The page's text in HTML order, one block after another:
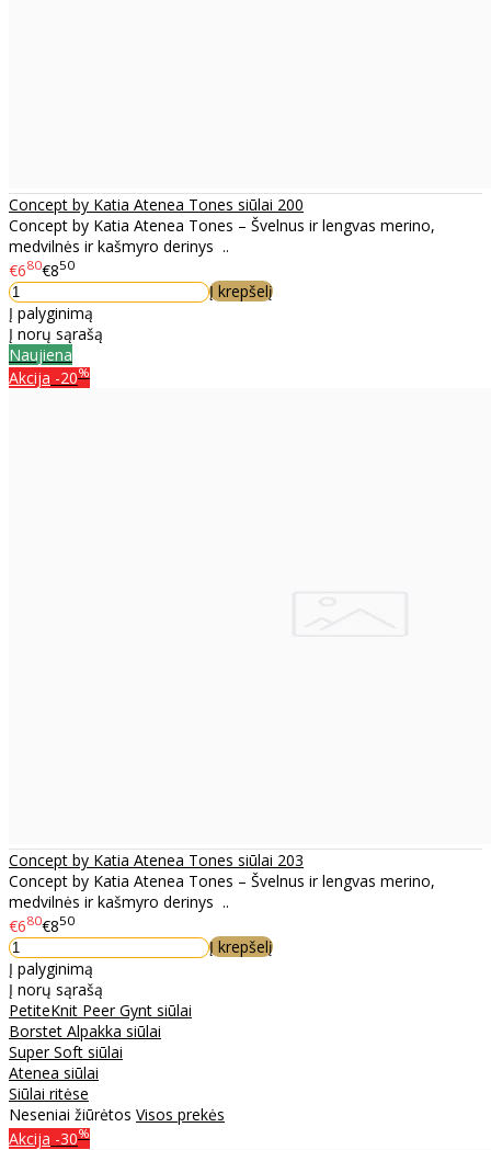
Concept by Katia Atenea Tones siūlai 200
Concept by Katia Atenea Tones – Švelnus ir lengvas merino,
medvilnės ir kašmyro derinys ..
€680€850
Į krepšelį
Į palyginimą
Į norų sąrašą
Naujiena
Akcija -20%
Concept by Katia Atenea Tones siūlai 203
Concept by Katia Atenea Tones – Švelnus ir lengvas merino,
medvilnės ir kašmyro derinys ..
€680€850
Į krepšelį
Į palyginimą
Į norų sąrašą
PetiteKnit Peer Gynt siūlai
Borstet Alpakka siūlai
Super Soft siūlai
Atenea siūlai
Siūlai ritėse
Neseniai žiūrėtos Visos prekės
Akcija -30%